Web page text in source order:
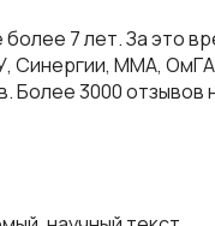
7 лет. За это
Синергии, ММА,
Более 3000 отзывов